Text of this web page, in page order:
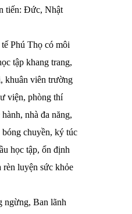
tiến: Đức, Nhật
Phú Thọ có môi
tập khang trang,
khuân viên trường
viện, phòng thí
nhà đa năng,
bóng chuyền, ký túc
học tập, ổn định
luyện sức khỏe
ngừng, Ban lãnh